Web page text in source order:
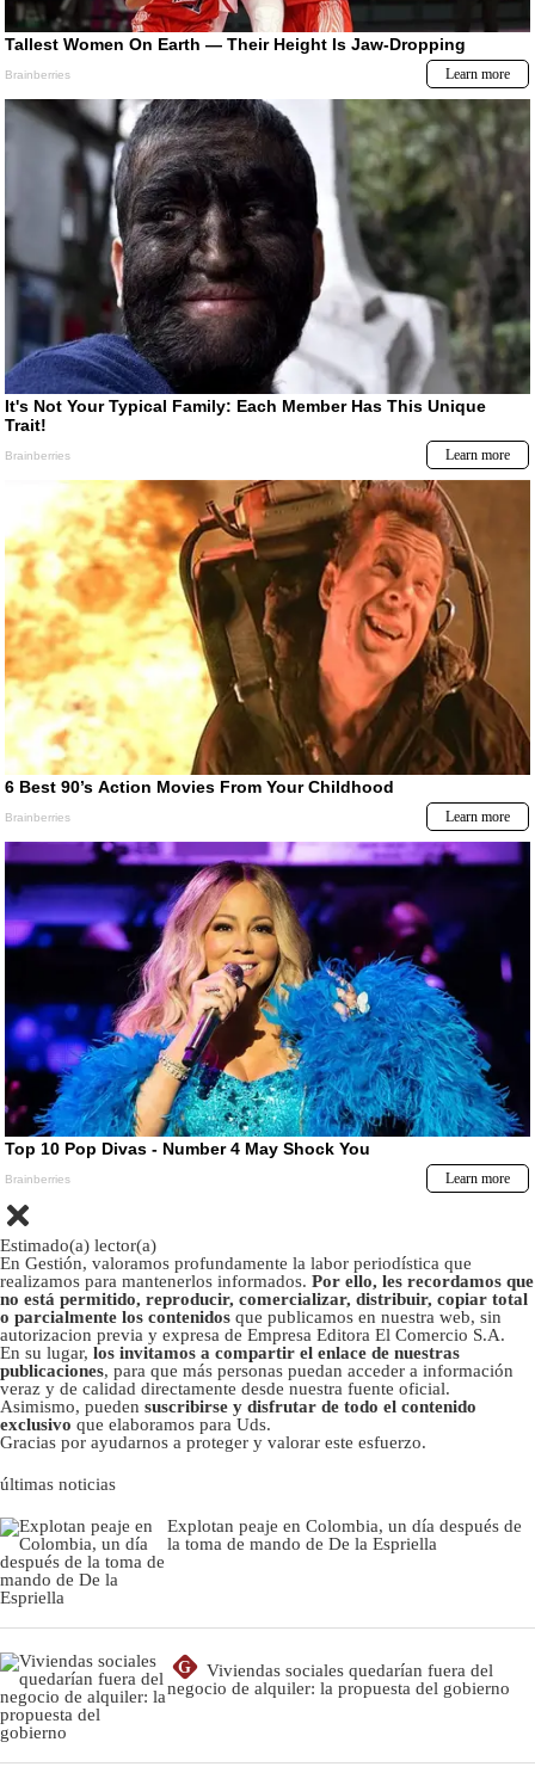
Estimado(a) lector(a)
En Gestión, valoramos profundamente la labor periodística que
realizamos para mantenerlos informados. Por ello, les recordamos que
no está permitido, reproducir, comercializar, distribuir, copiar total
o parcialmente los contenidos que publicamos en nuestra web, sin
autorizacion previa y expresa de Empresa Editora El Comercio S.A.
En su lugar, los invitamos a compartir el enlace de nuestras
publicaciones, para que más personas puedan acceder a información
veraz y de calidad directamente desde nuestra fuente oficial.
Asimismo, pueden suscribirse y disfrutar de todo el contenido
exclusivo que elaboramos para Uds.
Gracias por ayudarnos a proteger y valorar este esfuerzo.
últimas noticias
Explotan peaje en Colombia, un día después de
la toma de mando de De la Espriella
G
Viviendas sociales quedarían fuera del
negocio de alquiler: la propuesta del gobierno